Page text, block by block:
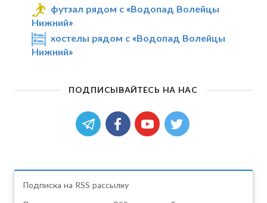
футзал рядом с «Водопад Волейцы
Нижний»
хостелы рядом с «Водопад Волейцы
Нижний»
ПОДПИСЫВАЙТЕСЬ НА НАС
Подписка на RSS рассылку